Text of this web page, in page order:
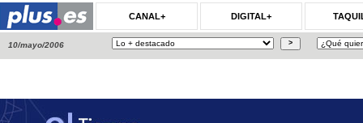
CANAL+ DIGITAL+
10/mayo/2006